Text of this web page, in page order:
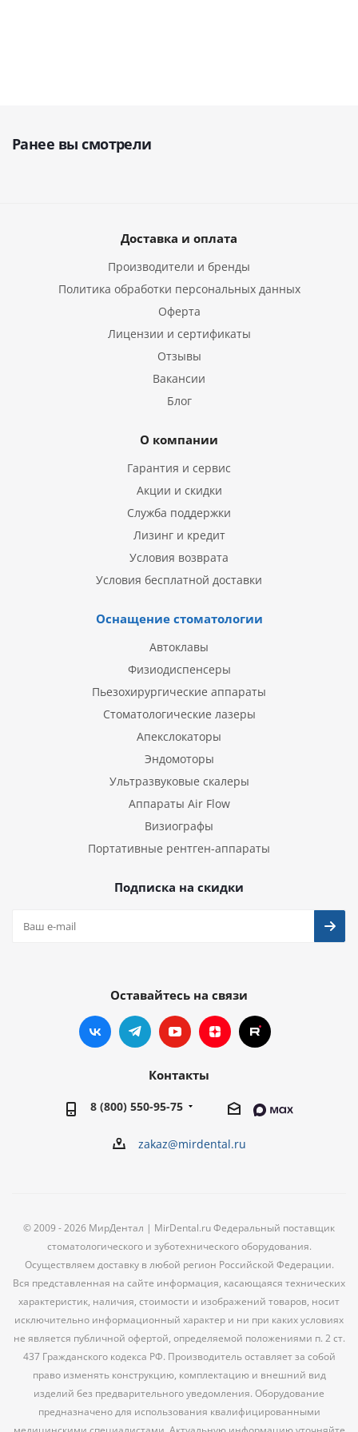
Ранее вы смотрели
Доставка и оплата
Производители и бренды
Политика обработки персональных данных
Оферта
Лицензии и сертификаты
Отзывы
Вакансии
Блог
О компании
Гарантия и сервис
Акции и скидки
Служба поддержки
Лизинг и кредит
Условия возврата
Условия бесплатной доставки
Оснащение стоматологии
Автоклавы
Физиодиспенсеры
Пьезохирургические аппараты
Стоматологические лазеры
Апекслокаторы
Эндомоторы
Ультразвуковые скалеры
Аппараты Air Flow
Визиографы
Портативные рентген-аппараты
Подписка на скидки
Оставайтесь на связи
Контакты
8 (800) 550-95-75
zakaz@mirdental.ru
© 2009 - 2026 МирДентал | MirDental.ru Федеральный поставщик
стоматологического и зуботехнического оборудования.
Осуществляем доставку в любой регион Российской Федерации.
Вся представленная на сайте информация, касающаяся технических
характеристик, наличия, стоимости и изображений товаров, носит
исключительно информационный характер и ни при каких условиях
не является публичной офертой, определяемой положениями п. 2 ст.
437 Гражданского кодекса РФ. Производитель оставляет за собой
право изменять конструкцию, комплектацию и внешний вид
изделий без предварительного уведомления. Оборудование
предназначено для использования квалифицированными